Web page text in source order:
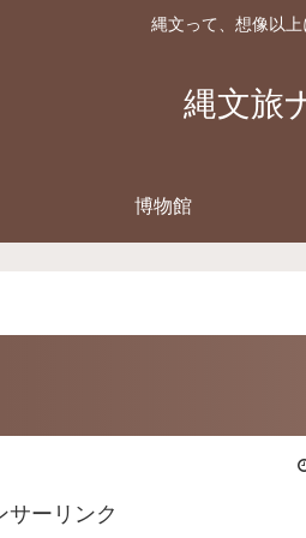
縄文って、想像以上
縄文旅
博物館
サーリンク